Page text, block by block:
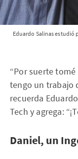
Eduardo Salinas estudió
“Por suerte
tengo un trabajo
recuerda
Tech y agrega:
Daniel, un